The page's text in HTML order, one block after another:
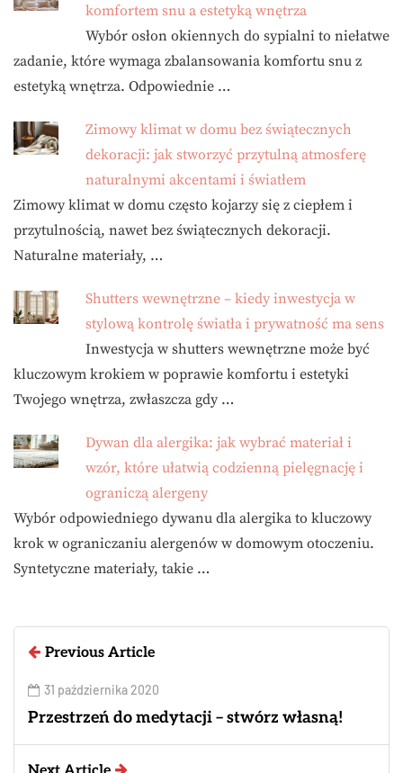
komfortem snu a estetyką wnętrza
Wybór osłon okiennych do sypialni to niełatwe
zadanie, które wymaga zbalansowania komfortu snu z
estetyką wnętrza. Odpowiednie …
Zimowy klimat w domu bez świątecznych
dekoracji: jak stworzyć przytulną atmosferę
naturalnymi akcentami i światłem
Zimowy klimat w domu często kojarzy się z ciepłem i
przytulnością, nawet bez świątecznych dekoracji.
Naturalne materiały, …
Shutters wewnętrzne – kiedy inwestycja w
stylową kontrolę światła i prywatność ma sens
Inwestycja w shutters wewnętrzne może być
kluczowym krokiem w poprawie komfortu i estetyki
Twojego wnętrza, zwłaszcza gdy …
Dywan dla alergika: jak wybrać materiał i
wzór, które ułatwią codzienną pielęgnację i
ograniczą alergeny
Wybór odpowiedniego dywanu dla alergika to kluczowy
krok w ograniczaniu alergenów w domowym otoczeniu.
Syntetyczne materiały, takie …
Previous Article
31 października 2020
Przestrzeń do medytacji – stwórz własną!